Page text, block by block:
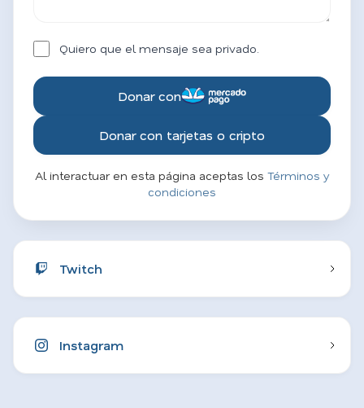
Quiero que el mensaje sea privado.
Donar con
Donar con tarjetas o cripto
Al interactuar en esta página aceptas los Términos y
condiciones
Twitch
Instagram